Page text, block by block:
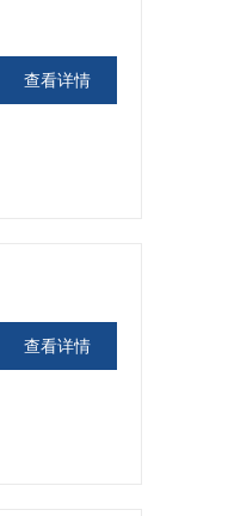
查看详情
查看详情